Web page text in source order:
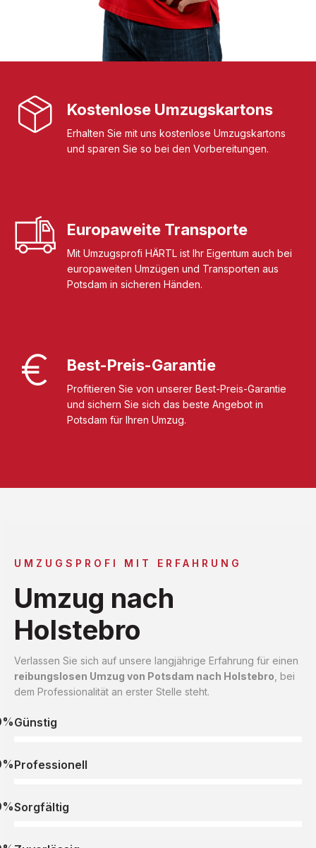
Kostenlose Umzugskartons
Erhalten Sie mit uns kostenlose Umzugskartons
und sparen Sie so bei den Vorbereitungen.
Europaweite Transporte
Mit Umzugsprofi HÄRTL ist Ihr Eigentum auch bei
europaweiten Umzügen und Transporten aus
Potsdam in sicheren Händen.
Best-Preis-Garantie
Profitieren Sie von unserer Best-Preis-Garantie
und sichern Sie sich das beste Angebot in
Potsdam für Ihren Umzug.
UMZUGSPROFI MIT ERFAHRUNG
Umzug nach
Holstebro
Verlassen Sie sich auf unsere langjährige Erfahrung für einen
reibungslosen Umzug von Potsdam nach Holstebro , bei
dem Professionalität an erster Stelle steht.
Günstig
Professionell
Sorgfältig